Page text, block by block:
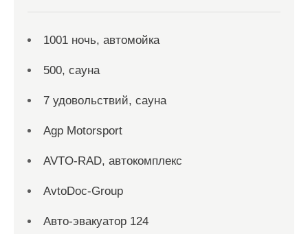
1001 ночь, автомойка
500, сауна
7 удовольствий, сауна
Agp Motorsport
AVTO-RAD, автокомплекс
AvtoDoc-Group
Aвто-эвакуатор 124